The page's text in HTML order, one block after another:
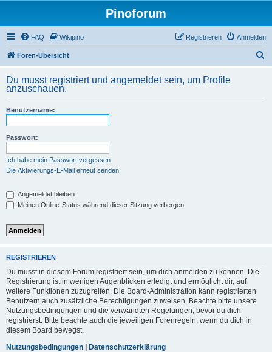
Pinoforum
FAQ Wikipino Anmelden
Registrieren
Foren-Übersicht
h
Du musst registriert und angemeldet sein, um Profile
anzuschauen.
Benutzername:
Passwort:
Ich habe mein Passwort vergessen
Die Aktivierungs-E-Mail erneut senden
Angemeldet bleiben
Meinen Online-Status während dieser Sitzung verbergen
REGISTRIEREN
Du musst in diesem Forum registriert sein, um dich anmelden zu können. Die
Registrierung ist in wenigen Augenblicken erledigt und ermöglicht dir, auf
weitere Funktionen zuzugreifen. Die Board-Administration kann registrierten
Benutzern auch zusätzliche Berechtigungen zuweisen. Beachte bitte unsere
Nutzungsbedingungen und die verwandten Regelungen, bevor du dich
registrierst. Bitte beachte auch die jeweiligen Forenregeln, wenn du dich in
diesem Board bewegst.
Nutzungsbedingungen | Datenschutzerklärung